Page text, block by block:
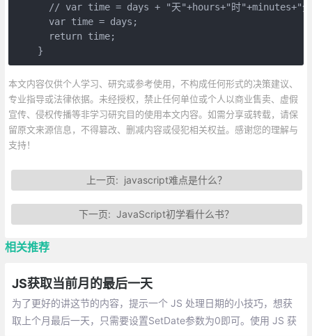
// var time = days + "天"+hours+"时"+minutes+"
      var time = days;
      return time;
    }
本文内容仅供个人学习、研究或参考使用，不构成任何形式的决策建议、
专业指导或法律依据。未经授权，禁止任何单位或个人以商业售卖、虚假
宣传、侵权传播等非学习研究目的使用本文内容。如需分享或转载，请保
留原文来源信息，不得篡改、删减内容或侵犯相关权益。感谢您的理解与
支持！
上一页: javascript难点是什么？
下一页:JavaScript初学看什么书？
相关推荐
JS获取当前月的最后一天
为了更好的讲这节的内容，提示一个 JS 处理日期的小技巧，想获
取上个月最后一天，只需要设置SetDate参数为0即可。使用 JS 获